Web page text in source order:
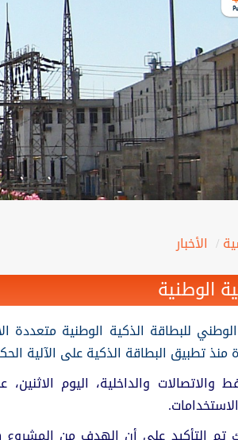
الأخبار
الوطنية
للبطاقة الذكية الوطنية متعددة
منذ تطبيق البطاقة الذكية على الآلية
والاتصالات والداخلية، اليوم